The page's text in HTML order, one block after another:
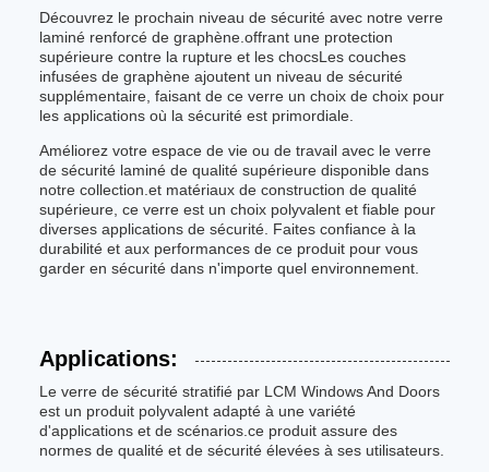
Découvrez le prochain niveau de sécurité avec notre verre
laminé renforcé de graphène.offrant une protection
supérieure contre la rupture et les chocsLes couches
infusées de graphène ajoutent un niveau de sécurité
supplémentaire, faisant de ce verre un choix de choix pour
les applications où la sécurité est primordiale.
Améliorez votre espace de vie ou de travail avec le verre
de sécurité laminé de qualité supérieure disponible dans
notre collection.et matériaux de construction de qualité
supérieure, ce verre est un choix polyvalent et fiable pour
diverses applications de sécurité. Faites confiance à la
durabilité et aux performances de ce produit pour vous
garder en sécurité dans n'importe quel environnement.
Applications:
Le verre de sécurité stratifié par LCM Windows And Doors
est un produit polyvalent adapté à une variété
d'applications et de scénarios.ce produit assure des
normes de qualité et de sécurité élevées à ses utilisateurs.